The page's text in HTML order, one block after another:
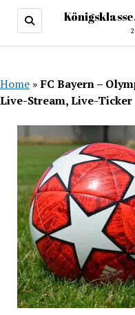
Home »FC Bayern –
Live-Stream, Live-Ticker